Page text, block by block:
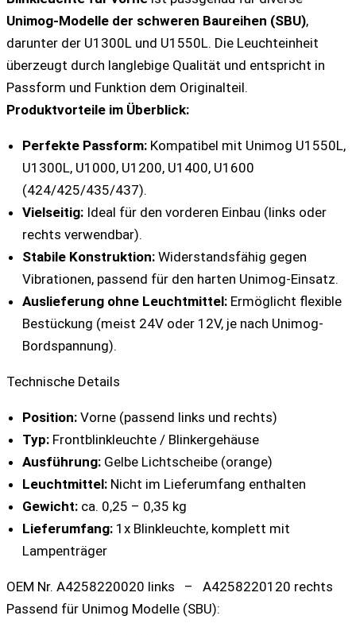
Unimog-Modelle der schweren Baureihen (SBU),
darunter der U1300L und U1550L. Die Leuchteinheit
überzeugt durch langlebige Qualität und entspricht in
Passform und Funktion dem Originalteil.
Produktvorteile im Überblick:
Perfekte Passform: Kompatibel mit Unimog U1550L,
U1300L, U1000, U1200, U1400, U1600
(424/425/435/437).
Vielseitig: Ideal für den vorderen Einbau (links oder
rechts verwendbar).
Stabile Konstruktion: Widerstandsfähig gegen
Vibrationen, passend für den harten Unimog-Einsatz.
Auslieferung ohne Leuchtmittel: Ermöglicht flexible
Bestückung (meist 24V oder 12V, je nach Unimog-
Bordspannung).
Technische Details
Position: Vorne (passend links und rechts)
Typ: Frontblinkleuchte / Blinkergehäuse
Ausführung: Gelbe Lichtscheibe (orange)
Leuchtmittel: Nicht im Lieferumfang enthalten
Gewicht: ca. 0,25 – 0,35 kg
Lieferumfang: 1x Blinkleuchte, komplett mit
Lampenträger
OEM Nr. A4258220020 links – A4258220120 rechts
Passend für Unimog Modelle (SBU):